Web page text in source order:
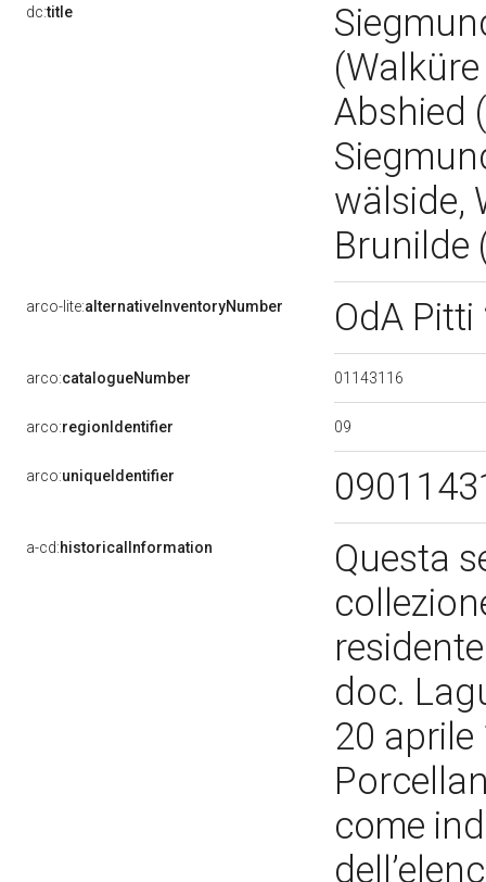
dc:title
Abshied
wälside,
arco-lite:alternativeInventoryNumber OdA
arco:catalogueNumber 01143116
arco:regionIdentifier 09
arco:uniqueIdentifier
a-cd:historicalInformation
Questa
doc.
20 aprile
come